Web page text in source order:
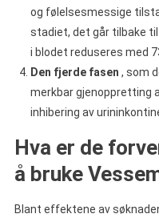
og følelsesmessige
stadiet, det går tilbake
i blodet reduseres med
Den fjerde fasen , som
merkbar gjenoppretting
inhibering av
Hva er de
å bruke
Blant effektene av